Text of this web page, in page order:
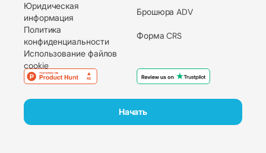
Юридическая
информация
Политика
конфиденциальности
Использование файлов
cookie
Брошюра ADV
Форма CRS
Начать